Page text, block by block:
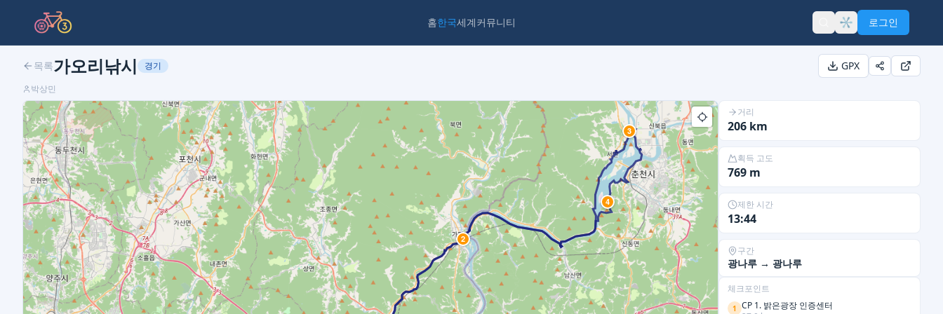
홈한국세계커뮤니티 로그인
목록가오리낚시 경기 GPX
박상민
2
3
4
거리
206 km
획득 고도
769 m
제한 시간
13:44
구간
광나루 → 광나루
체크포인트
1 CP 1. 밝은광장 인증센터